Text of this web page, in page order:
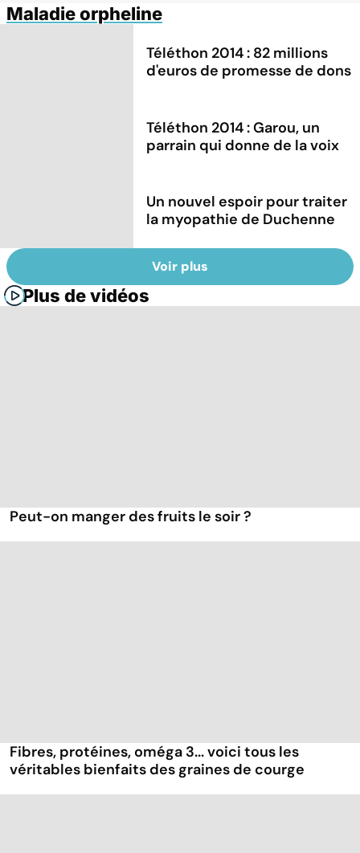
Maladie orpheline
Téléthon 2014 : 82 millions
d'euros de promesse de dons
Téléthon 2014 : Garou, un
parrain qui donne de la voix
Un nouvel espoir pour traiter
la myopathie de Duchenne
Voir plus
Plus de vidéos
Peut-on manger des fruits le soir ?
Fibres, protéines, oméga 3... voici tous les
véritables bienfaits des graines de courge